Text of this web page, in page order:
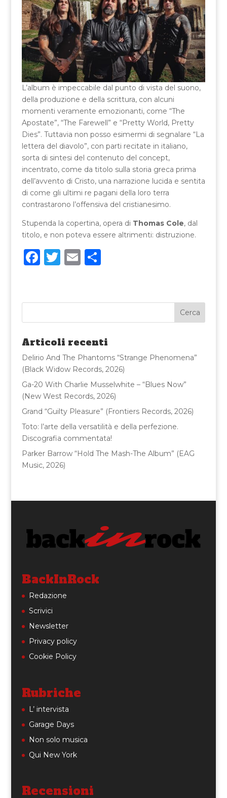
L’album è impeccabile dal punto di vista del suono,
della produzione e della scrittura, con alcuni
momenti veramente emozionanti, come “The
Apostate”, “The Farewell” e “Pretty World, Pretty
Dies”. Tuttavia non posso esimermi di segnalare “La
lettera del diavolo”, con parti recitate in italiano,
sorta di sintesi del contenuto del concept,
incentrato, come da titolo sulla storia greca prima
dell’avvento di Cristo, una narrazione lucida e sentita
di come gli ultimi re pagani della loro terra
contrastarono l’offensiva del cristianesimo.
Stupenda la copertina, opera di Thomas Cole, dal
titolo, e non poteva essere altrimenti: distruzione.
F
e
b
o
o
k
T
te
r
E
l
C
di
vi
di
Articoli recenti
Delirio And The Phantoms “Strange Phenomena”
(Black Widow Records, 2026)
Ga-20 With Charlie Musselwhite – “Blues Now”
(New West Records, 2026)
Grand “Guilty Pleasure” (Frontiers Records, 2026)
Toto: l’arte della versatilità e della perfezione.
Discografia commentata!
Parker Barrow “Hold The Mash-The Album” (EAG
Music, 2026)
BackInRock
Redazione
Scrivici
Newsletter
Privacy policy
Cookie Policy
Rubriche
L’ intervista
Garage Days
Non solo musica
Qui New York
Recensioni